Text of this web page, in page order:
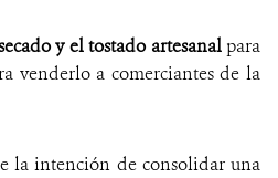
y el tostado artesanalpara
venderlo a comerciantes de la
la intención de consolidar una